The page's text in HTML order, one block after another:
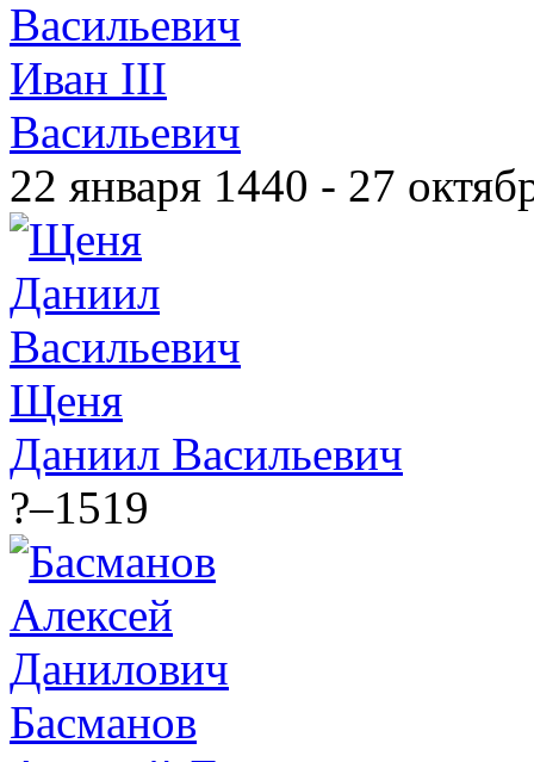
Иван III
Васильевич
22 января 1440 - 27
Щеня
Даниил Васильевич
?–1519
Басманов